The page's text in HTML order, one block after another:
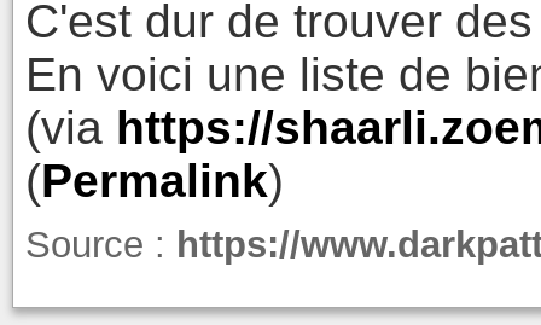
C'est dur de trouver
En voici une liste de
(via https://
(Permalink)
Source : https://